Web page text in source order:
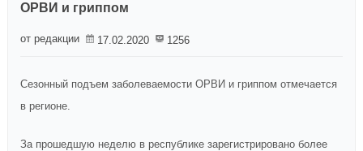
ОРВИ и гриппом
от редакции 17.02.2020 1256
Сезонный подъем заболеваемости ОРВИ и гриппом отмечается
в регионе.
За прошедшую неделю в республике зарегистрировано более